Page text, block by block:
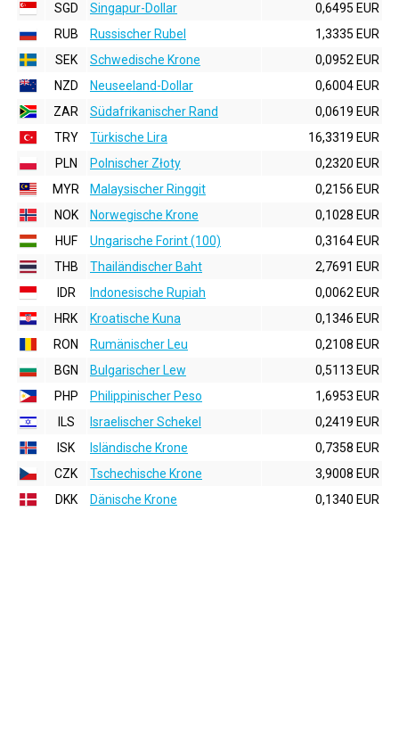
SGD
Singapur-Dollar
0,6495 EUR
RUB
Russischer Rubel
1,3335 EUR
SEK
Schwedische Krone
0,0952 EUR
NZD
Neuseeland-Dollar
0,6004 EUR
ZAR
Südafrikanischer Rand
0,0619 EUR
TRY
Türkische Lira
16,3319 EUR
PLN
Polnischer Złoty
0,2320 EUR
MYR
Malaysischer Ringgit
0,2156 EUR
NOK
Norwegische Krone
0,1028 EUR
HUF
Ungarische Forint (100)
0,3164 EUR
THB
Thailändischer Baht
2,7691 EUR
IDR
Indonesische Rupiah
0,0062 EUR
HRK
Kroatische Kuna
0,1346 EUR
RON
Rumänischer Leu
0,2108 EUR
BGN
Bulgarischer Lew
0,5113 EUR
PHP
Philippinischer Peso
1,6953 EUR
ILS
Israelischer Schekel
0,2419 EUR
ISK
Isländische Krone
0,7358 EUR
CZK
Tschechische Krone
3,9008 EUR
DKK
Dänische Krone 0,1340 EUR